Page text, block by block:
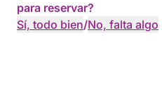
para reservar?
Sí, todo bien/No, falta algo